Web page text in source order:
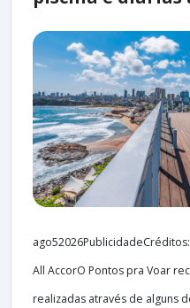
All AccorO Pontos pra Voar
realizadas através de alguns